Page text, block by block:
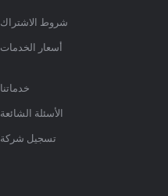
شروط الاشتراك
أسعار الخدمات
خدماتنا
الأسئلة الشائعة
تسجيل شركة